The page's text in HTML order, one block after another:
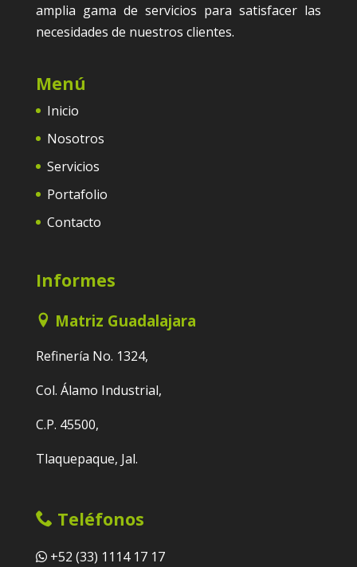
amplia gama de servicios para satisfacer las
necesidades de nuestros clientes.
Menú
Inicio
Nosotros
Servicios
Portafolio
Contacto
Informes
Matriz Guadalajara
Refinería No. 1324,
Col. Álamo Industrial,
C.P. 45500,
Tlaquepaque, Jal.
Teléfonos
+52 (33) 1114 17 17